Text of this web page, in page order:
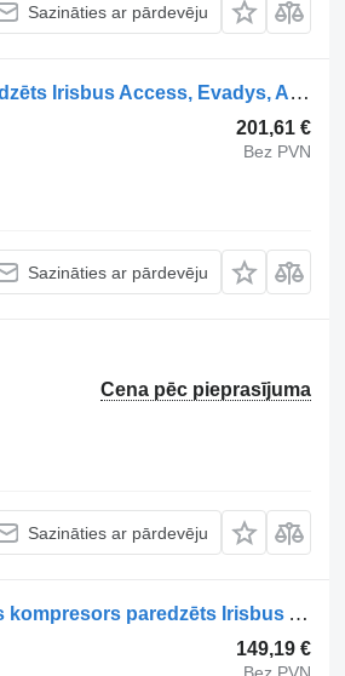
Sazināties ar pārdevēju
Knorr-Bremse CITELIS (01.05-) ZB4412 gaisa žāvētājs paredzēts Irisbus Access, Evadys, Axer, Karosa, Recreo, Domino, Agora, Citelis, Eurorider (1999-) autobusa
201,61 €
Bez PVN
Sazināties ar pārdevēju
Cena pēc pieprasījuma
Sazināties ar pārdevēju
Irisbus CROSSWAY (01.06-) K031813 LK4969 pneimatiskais kompresors paredzēts Irisbus Arway, Crossway, Crealis, Magelys, Proway, Daily Tourys (2006-) autobusa
149,19 €
Bez PVN